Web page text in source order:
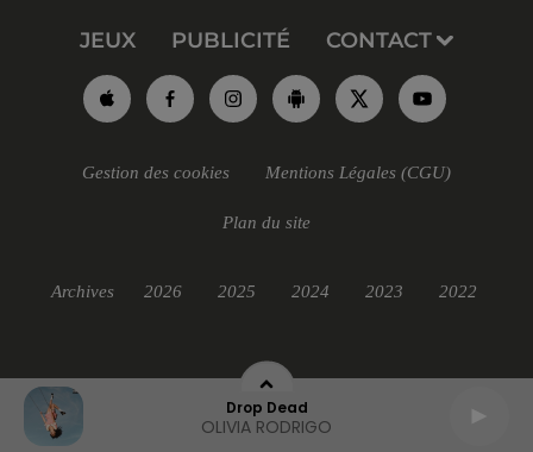
Drop Dead
OLIVIA RODRIGO
JEUX PUBLICITÉ CONTACT
Gestion des cookies Mentions Légales (CGU)
Plan du site
Archives 2026 2025 2024 2023 2022